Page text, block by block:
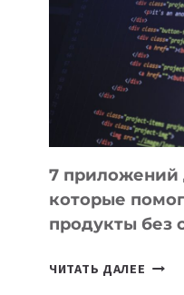
ДЛЯ
7 приложений
которые
продукты без
ЧИТАТЬ ДАЛЕЕ